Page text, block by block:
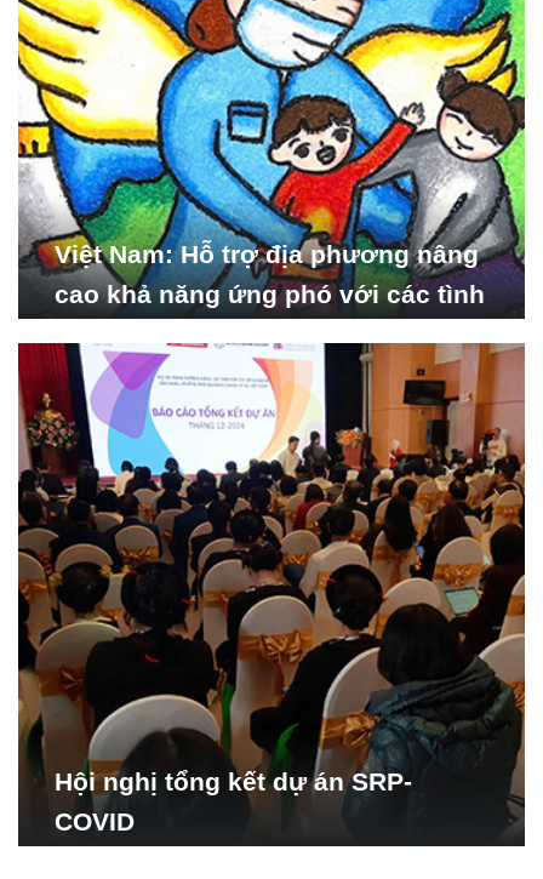
Việt Nam: Hỗ trợ địa phương nâng
cao khả năng ứng phó với các tình
Hội nghị tổng kết dự án SRP-
COVID